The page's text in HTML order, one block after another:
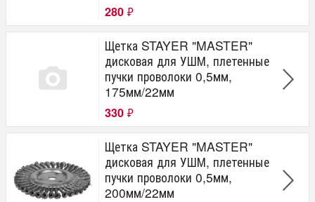
280 ₽
Щетка STAYER "MASTER"
дисковая для УШМ, плетенные
пучки проволоки 0,5мм,
175мм/22мм
330 ₽
Щетка STAYER "MASTER"
дисковая для УШМ, плетенные
пучки проволоки 0,5мм,
200мм/22мм